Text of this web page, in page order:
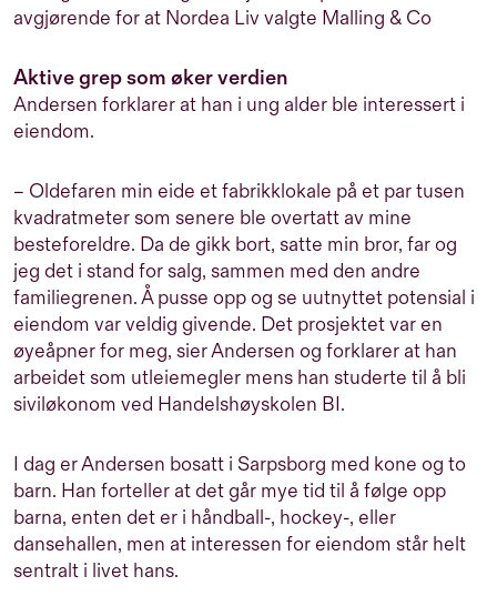
avgjørende for at Nordea Liv valgte Malling & Co
Aktive grep som øker verdien
Andersen forklarer at han i ung alder ble interessert i
eiendom.
– Oldefaren min eide et fabrikklokale på et par tusen
kvadratmeter som senere ble overtatt av mine
besteforeldre. Da de gikk bort, satte min bror, far og
jeg det i stand for salg, sammen med den andre
familiegrenen. Å pusse opp og se uutnyttet potensial i
eiendom var veldig givende. Det prosjektet var en
øyeåpner for meg, sier Andersen og forklarer at han
arbeidet som utleiemegler mens han studerte til å bli
siviløkonom ved Handelshøyskolen BI.
I dag er Andersen bosatt i Sarpsborg med kone og to
barn. Han forteller at det går mye tid til å følge opp
barna, enten det er i håndball-, hockey-, eller
dansehallen, men at interessen for eiendom står helt
sentralt i livet hans.